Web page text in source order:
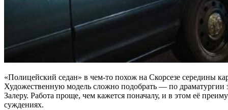
«Полицейский седан» в чем-то похож на Скорсезе середины
Художественную модель сложно подобрать ― по драматургии
Залеру. Работа проще, чем кажется поначалу, и в этом её
суждениях.